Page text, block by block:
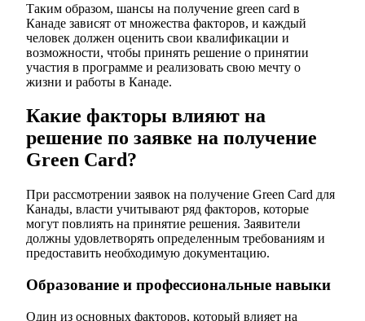
Таким образом, шансы на получение green card в
Канаде зависят от множества факторов, и каждый
человек должен оценить свои квалификации и
возможности, чтобы принять решение о принятии
участия в программе и реализовать свою мечту о
жизни и работы в Канаде.
Какие факторы влияют на
решение по заявке на получение
Green Card?
При рассмотрении заявок на получение Green Card для
Канады, власти учитывают ряд факторов, которые
могут повлиять на принятие решения. Заявители
должны удовлетворять определенным требованиям и
предоставить необходимую документацию.
Образование и профессиональные навыки
Один из основных факторов, который влияет на